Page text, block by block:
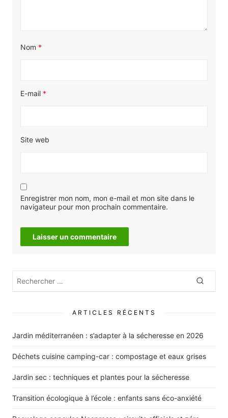
Nom *
E-mail *
Site web
Enregistrer mon nom, mon e-mail et mon site dans le
navigateur pour mon prochain commentaire.
Rechercher
ARTICLES RÉCENTS
Jardin méditerranéen : s’adapter à la sécheresse en 2026
Déchets cuisine camping-car : compostage et eaux grises
Jardin sec : techniques et plantes pour la sécheresse
Transition écologique à l’école : enfants sans éco-anxiété